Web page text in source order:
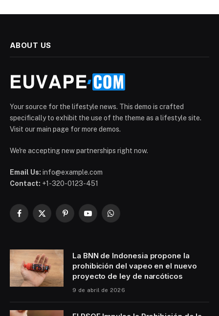
ABOUT US
Your source for the lifestyle news. This demo is crafted
specifically to exhibit the use of the theme as a lifestyle site.
Visit our main page for more demos.
We're accepting new partnerships right now.
Email Us: info@example.com
Contact: +1-320-0123-451
Facebook
X
PinterestYouTubeWhatsApp
La BNN de Indonesia propone la
prohibición del vapeo en el nuevo
proyecto de ley de narcóticos
9 de abril de 2026